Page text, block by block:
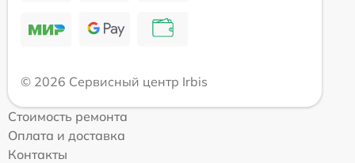
© 2026 Сервисный центр Irbis
Стоимость ремонта
Оплата и доставка
Контакты